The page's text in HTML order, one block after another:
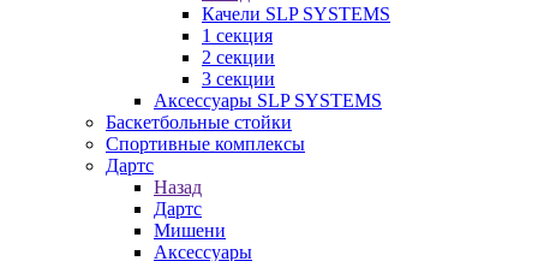
Качели SLP SYSTEMS
1 секция
2 секции
3 секции
Аксессуары SLP SYSTEMS
Баскетбольные стойки
Спортивные комплексы
Дартс
Назад
Дартс
Мишени
Аксессуары